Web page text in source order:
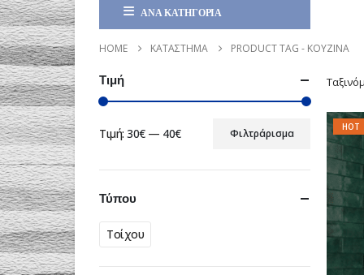
ΑΝΑ ΚΑΤΗΓΟΡΙΑ
HOME ΚΑΤΆΣΤΗΜΑ PRODUCT TAG - ΚΟΥΖΊΝΑ
HOT
Τιμή
Φιλτράρισμα
Τιμή:30€— 40€
Τύπου
Τοίχου